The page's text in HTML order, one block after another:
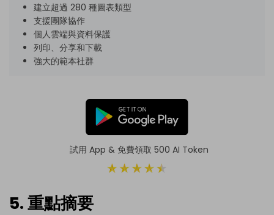
建立超過 280 種圖表類型
支援團隊協作
個人雲端與資料保護
列印、分享和下載
強大的範本社群
試用 App & 免費領取 500 AI Token
5. 重點摘要